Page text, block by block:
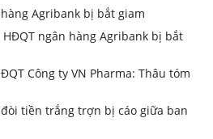
Agribank bị bắt giam
ngân hàng Agribank bị bắt
Công ty VN Pharma: Thâu tóm
tiền trắng trợn bị cáo giữa ban